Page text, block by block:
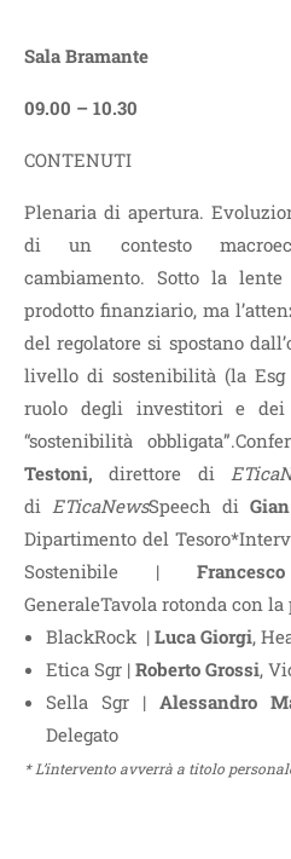
Sala Bramante
09.00 – 10.30
CONTENUTI
Plenaria di apertura.
di un contesto
cambiamento. Sotto la
prodotto finanziario, ma
del regolatore si spostano
livello di sostenibilità (la
ruolo degli investitori e
“sostenibilità
Testoni,direttore di
diETicaNewsSpeech di
Dipartimento del
Sostenibile |
GeneraleTavola rotonda con
BlackRock | Luca Giorgi,
Etica Sgr | Roberto Grossi,
Sella Sgr | Alessandro
Delegato
* L’intervento avverrà a titolo